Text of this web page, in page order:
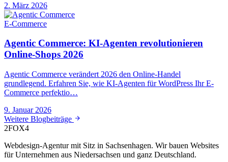
2. März 2026
E-Commerce
Agentic Commerce: KI-Agenten revolutionieren
Online-Shops 2026
Agentic Commerce verändert 2026 den Online-Handel
grundlegend. Erfahren Sie, wie KI-Agenten für WordPress Ihr E-
Commerce perfektio…
9. Januar 2026
Weitere Blogbeiträge
2FOX4
Webdesign-Agentur mit Sitz in Sachsenhagen. Wir bauen Websites
für Unternehmen aus Niedersachsen und ganz Deutschland.